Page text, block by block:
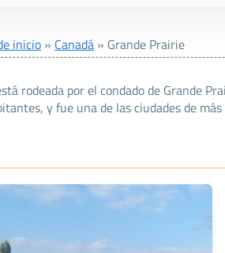
inicio » Canadá » Grande Prairie
rodeada por el condado de Grande
y fue una de las ciudades de